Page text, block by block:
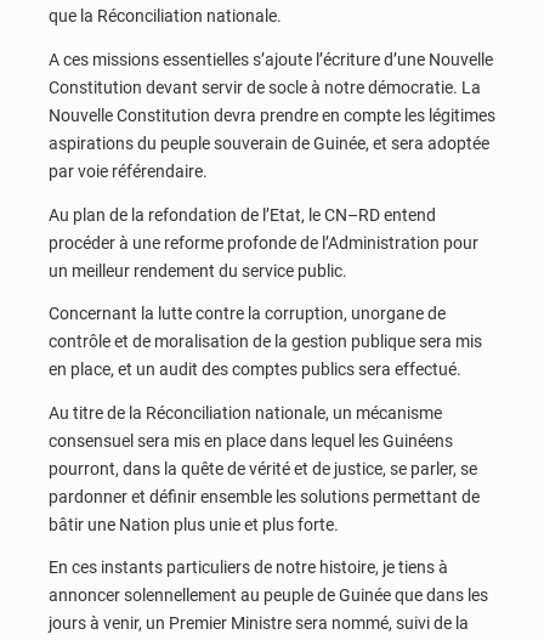
que la Réconciliation nationale.
A ces missions essentielles s’ajoute l’écriture d’une Nouvelle
Constitution devant servir de socle à notre démocratie. La
Nouvelle Constitution devra prendre en compte les légitimes
aspirations du peuple souverain de Guinée, et sera adoptée
par voie référendaire.
Au plan de la refondation de l’Etat, le CN–RD entend
procéder à une reforme profonde de l’Administration pour
un meilleur rendement du service public.
Concernant la lutte contre la corruption, unorgane de
contrôle et de moralisation de la gestion publique sera mis
en place, et un audit des comptes publics sera effectué.
Au titre de la Réconciliation nationale, un mécanisme
consensuel sera mis en place dans lequel les Guinéens
pourront, dans la quête de vérité et de justice, se parler, se
pardonner et définir ensemble les solutions permettant de
bâtir une Nation plus unie et plus forte.
En ces instants particuliers de notre histoire, je tiens à
annoncer solennellement au peuple de Guinée que dans les
jours à venir, un Premier Ministre sera nommé, suivi de la